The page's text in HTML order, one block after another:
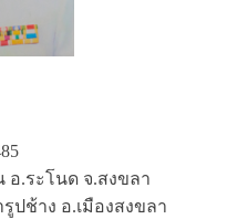
อ.ระโนด จ.สงขลา
ปช้าง อ.เมืองสงขลา